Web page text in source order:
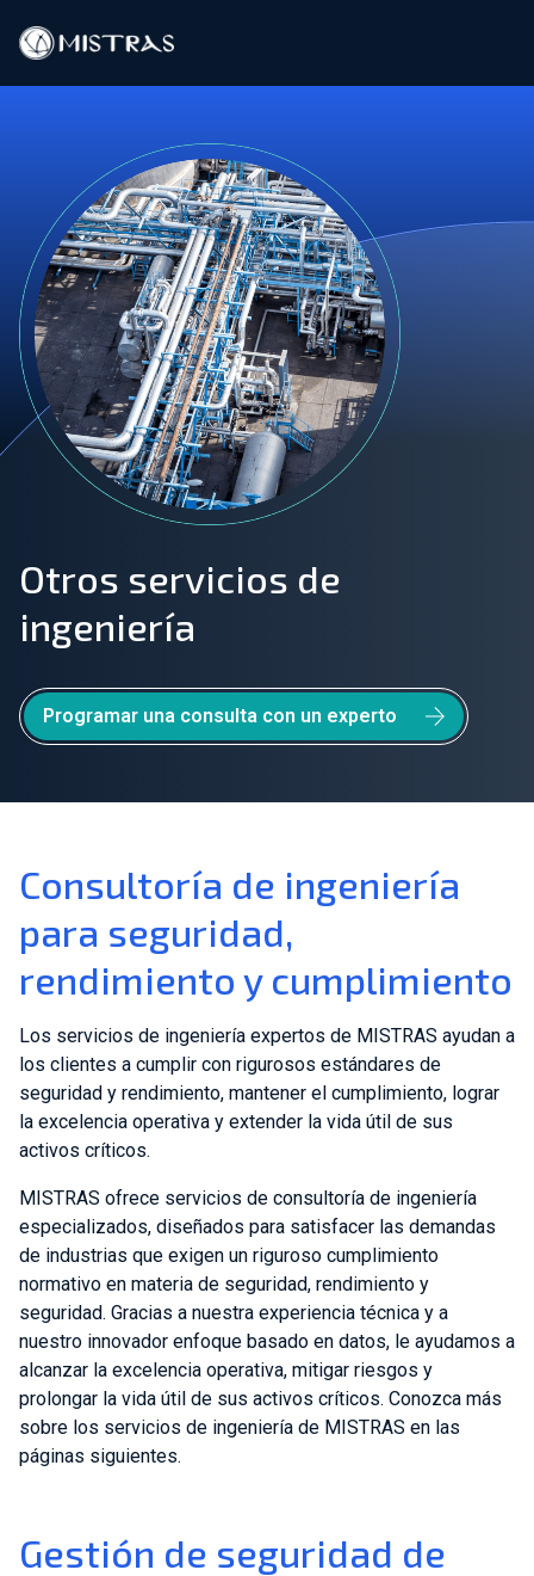
Servicios de campo
Servicios en el laboratorio
Productos
Industrias
Recursos
Contacto
Únete a nuestro equipo
Sobre nosotros
ES
Otros servicios de
ingeniería
Programar una consulta con un experto
Consultoría de ingeniería
para seguridad,
rendimiento y cumplimiento
Los servicios de ingeniería expertos de MISTRAS ayudan a
los clientes a cumplir con rigurosos estándares de
seguridad y rendimiento, mantener el cumplimiento, lograr
la excelencia operativa y extender la vida útil de sus
activos críticos.
MISTRAS ofrece servicios de consultoría de ingeniería
especializados, diseñados para satisfacer las demandas
de industrias que exigen un riguroso cumplimiento
normativo en materia de seguridad, rendimiento y
seguridad. Gracias a nuestra experiencia técnica y a
nuestro innovador enfoque basado en datos, le ayudamos a
alcanzar la excelencia operativa, mitigar riesgos y
prolongar la vida útil de sus activos críticos. Conozca más
sobre los servicios de ingeniería de MISTRAS en las
páginas siguientes.
Gestión de seguridad de